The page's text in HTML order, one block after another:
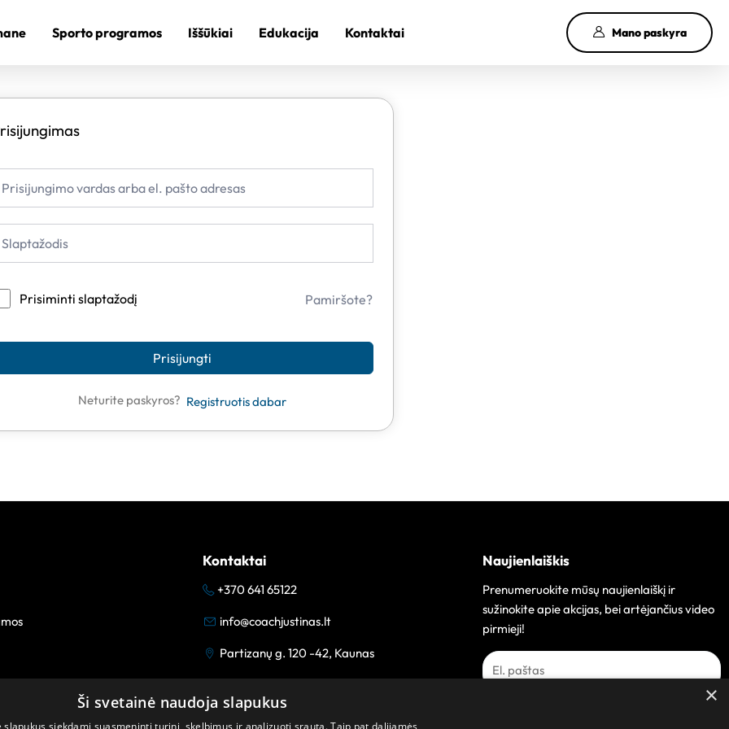
Sporto programos Iššūkiai Edukacija Kontaktai Mano paskyra
Prisiminti slaptažodį Pamiršote?
Prisijungti
Neturite paskyros? Registruotis dabar
Kontaktai
+370 641 65122
info@coachjustinas.lt
Partizanų g. 120 -42, Kaunas
Naujienlaiškis
Prenumeruokite mūsų naujienlaiškį ir
sužinokite apie akcijas, bei artėjančius video
pirmieji!
×
Ši svetainė naudoja slapukus
slapukus siekdami suasmeninti turinį, skelbimus ir analizuoti srautą. Taip pat dalijamės